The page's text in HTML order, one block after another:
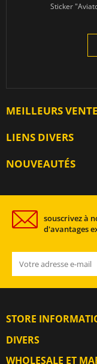
Sticker
MEILLEURS
LIENS DIVERS
NOUVEAUTÉS
souscrivez à
d'avantages
STORE
DIVERS
WHOLESALE ET